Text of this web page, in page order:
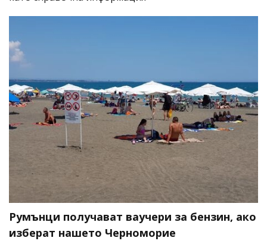
Румънци получават ваучери за бензин, ако
изберат нашето Черноморие